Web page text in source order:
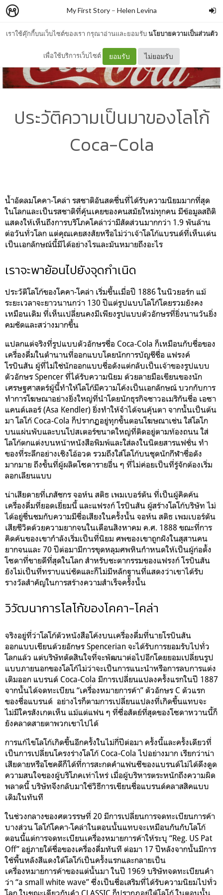
เราใช้คุ๊กกี้บนเว็บไซต์ของเรา กรุณาอ่านและยอมรับนโยบายความเป็นส่วนตัว
เพื่อใช้บริการเว็บไซต์ ยอมรับ ไม่ยอมรับ
My First Story– Helen Levina
ประวัติความเป็นมาของโลโก้
Coca-Cola
น้ำอัดลมโคคา-โคล่า รสชาติอันสดชื่นที่ได้รับความนิยมมากที่สุด
ในโลกและเป็นรสชาติที่คุ้นเคยของคนสมัยใหม่ทุกคน มีข้อมูลสถิติ
แสดงให้เห็นถึงการบริโภคโคล่าว่ามีสัดส่วนมากกว่า 1.9 พันล้าน
ต่อวันทั่วโลก แต่คุณเคยสงสัยหรือไม่ว่าเจ้าโลโก้แบรนด์ที่เห็นเด่น
เป็นเอกลักษณ์นี้มีได้อย่างไรและมันหมายถึงอะไร
เราจะพาย้อนไปยังจุดกำเนิด
ประวัติโลโก้ของโคคา-โคล่า เริ่มขึ้นเมื่อปี 1886 ในนิวยอร์ก แม้
ระยะเวลาจะยาวนานกว่า 130 ปีแต่รูปแบบโลโก้โดยรวมยังคง
เหมือนเดิม ที่เห็นเปลี่ยนคงมีเพียงรูปแบบตัวอักษรที่ยิ่งนานวันยิ่ง
คมชัดและสว่างมากขึ้น
แปลกแต่จริงที่รูปแบบตัวอักษรชื่อ Coca-Cola ก็เหมือนกับชื่อของ
เครื่องดื่มในตำนานที่ออกแบบโดยนักการบัญชีชื่อ แฟรงค์
โรบินสัน ผู้ที่ไม่ใช่นักออกแบบชื่อดังแต่กลับเป็นเจ้าของรูปแบบ
ตัวอักษร Spencer ที่ได้รับความนิยม ด้วยลายมือเขียนของนัก
เศรษฐศาสตร์ผู้นี้ทำให้โลโก้มีความโค้งเป็นเอกลักษณ์ บวกกับการ
ทำการโฆษณาอย่างยิ่งใหญ่ที่นำโดยนักธุรกิจชาวอเมริกันชื่อ เอซา
แคนด์เลอร์ (Asa Kendler) ยิ่งทำให้จำได้จนคุ้นตา จากนั้นเป็นต้น
มา โลโก้ Coca-Cola ก็ปรากฏอยู่ทุกขั้นตอนโฆษณาเช่น ใส่โลโก
บนแผ่นพับและบนโปสเตอร์ขนาดใหญ่ที่ติดอยู่ตามท้องถนน ใส่
โลโก้ตกแต่งบนหน้าหนังสือพิมพ์และใส่ลงในนิตยสารแฟชั่น ทำ
ของที่ระลึกอย่างเชิงโอ้อวด รวมถึงใส่โลโก้บนชุดนักกีฬาชื่อดัง
มากมาย ถึงขั้นที่ผู้ผลิตโซดารายอื่น ๆ ที่ไม่ค่อยเป็นที่รู้จักต้องเริ่ม
ลอกเลียนแบบ
น่าเสียดายที่เภสัชกร จอห์น สติธ เพมเบอร์ตัน ที่เป็นผู้คิดค้น
เครื่องดื่มที่ยอดเยี่ยมนี้ และแฟรงก์ โรบินสัน ผู้สร้างโลโก้บริษัท ไม่
ได้อยู่ชื่นชมกับความมีชื่อเสียงในครั้งนั้น จอห์น สติธ เพมเบอร์ตัน
เสียชีวิตด้วยความยากจนในเดือนสิงหาคม ค.ศ. 1888 ขณะที่การ
คิดค้นของเขากำลังเริ่มเป็นที่นิยม ศพของเขาถูกฝังในสุสานคน
ยากจนและ 70 ปีต่อมามีการขุดหลุมศพหินกำหนดให้เป็นผู้ก่อตั้ง
โซดาที่ขายดีที่สุดในโลก สำหรับชะตากรรมของแฟรงก์ โรบินสัน
ยังไม่เป็นที่ทราบแน่ชัดและก็ไม่มีหลักฐานที่แสดงว่าเขาได้รับ
รางวัลสำคัญในการสร้างความสำเร็จครั้งนั้น
วิวัฒนาการโลโก้ของโคคา-โคล่า
จริงอยู่ที่ว่าโลโก้ตัวหนังสือโค้งบนเครื่องดื่มที่นายโรบินสัน
ออกแบบเขียนด้วยอักษร Spencerian จะได้รับการยอมรับไปทั่ว
โลกแล้ว แต่บริษัทตัดสินใจที่จะพัฒนาต่อไปอีกโดยยอมเปลี่ยนรูป
แบบภายนอกของโลโก้ไม่ว่าจะเป็นการแนะนำหรือการลบการแต่ง
เติมออก แบรนด์ Coca-Cola มีการเปลี่ยนแปลงครั้งแรกในปี 1887
จากนั้นได้จดทะเบียน “เครื่องหมายการค้า” ตัวอักษร C ตัวแรก
ของชื่อแบรนด์ อย่างไรก็ตามการเปลี่ยนแปลงที่เกิดขึ้นแทบจะ
ไม่มีใครสังเกตเห็น แม้แต่แฟน ๆ ที่ซื่อสัตย์ที่สุดของโซดาหวานนี้ก็
ยังคลาดสายตาพวกเขาไปได้
การแก้ไขโลโก้เกิดขึ้นอีกครั้งในไม่กี่ปีต่อมา ครั้งนี้และครั้งเดียวที่
เป็นการเปลี่ยนโครงร่างโลโก้ Coca-Cola ไปอย่างมาก เรียกว่าน่า
เสียดายหรือโชคดีก็ได้ที่การสะกดคำแฟนซีของแบรนด์ไม่ได้ดึงดูด
ความสนใจของผู้บริโภคเท่าไหร่ เมื่อผู้บริหารตระหนักถึงความผิด
พลาดนี้ บริษัทจึงกลับมาใช้วิธีการเขียนชื่อแบรนด์คลาสสิคแบบ
เดิมในทันที
ในช่วงกลางของศตวรรษที่ 20 มีการเปลี่ยนการจดทะเบียนการค้า
บางส่วน โลโก้โคคา-โคล่าในตอนนั้นแทบจะเหมือนกันกับโลโก้
ตอนนี้แต่การจดทะเบียนเครื่องหมายการค้าให้ระบุ “Reg. US Pat
Off” อยู่ภายใต้ชื่อของเครื่องดื่มทันที ต่อมา 17 ปีหลังจากนั้นมีการ
ใช้พื้นหลังสีแดงใต้โลโก้เป็นครั้งแรกและกลายเป็น
เครื่องหมายการค้าของแต่นั้นมา ในปี 1969 บริษัทจดทะเบียนคำ
ว่า “a small white wave” ซึ่งเป็นชื่อเสริมที่ได้รับความนิยมไปทั่ว